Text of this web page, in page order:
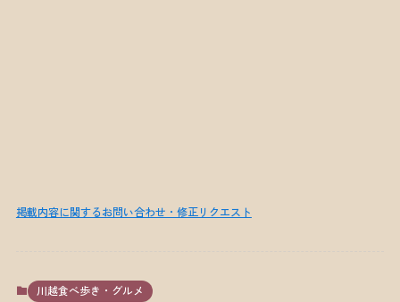
掲載内容に関するお問い合わせ・修正リクエスト
川越食べ歩き・グルメ